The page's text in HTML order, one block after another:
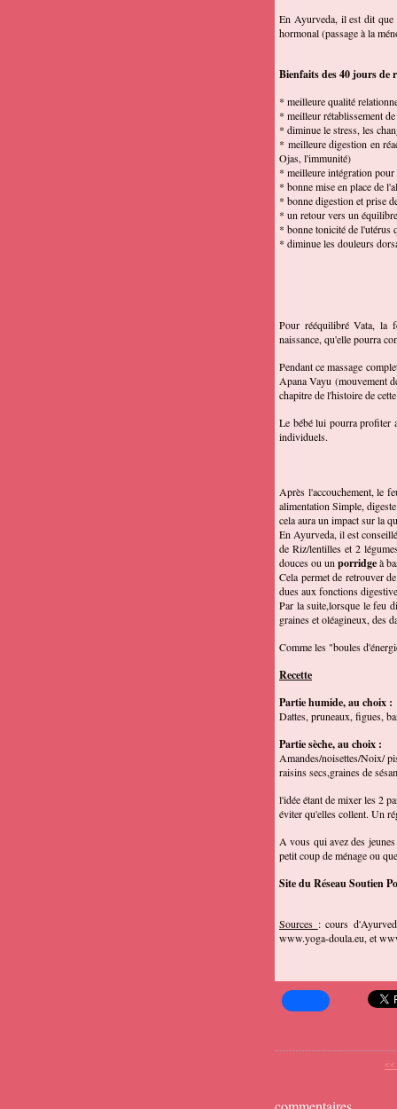
En Ayurveda, il est dit que
hormonal (passage à la
Bienfaits des 40 jours de
* meilleure qualité
* meilleur rétablissement
* diminue le stress, les
* meilleure digestion en
Ojas, l'immunité)
* meilleure intégration pour
* bonne mise en place de
* bonne digestion et prise
* un retour vers un
* bonne tonicité de l'utérus
* diminue les douleurs
Pour rééquilibré Vata, la
naissance, qu'elle pourra
Pendant ce massage
Apana Vayu (mouvement
chapitre de l'histoire de
Le bébé lui pourra profiter
individuels.
Après l'accouchement, le
alimentation Simple,
cela aura un impact sur la
En Ayurveda, il est
de Riz/lentilles et 2
douces ou unporridgeà
Cela permet de retrouver
dues aux fonctions
Par la suite,lorsque le feu
graines et oléagineux, des
Comme les "boules
Recette
Partie humide, au choix :
Dattes, pruneaux, figues,
Partie sèche, au choix :
Amandes/noisettes/Noix/
raisins secs,graines de
l'idée étant de mixer les 2
éviter qu'elles collent. Un
A vous qui avez des
petit coup de ménage ou
Site du Réseau Soutien
Sources : cours
www.yoga-doula.eu, et
<<